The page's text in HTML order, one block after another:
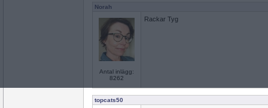
Norah
Antal inlägg:
8262
Rackar Tyg
topcats50